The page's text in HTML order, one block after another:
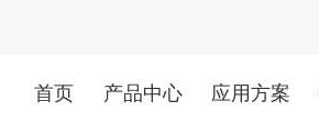
首页 产品中心 应用方案